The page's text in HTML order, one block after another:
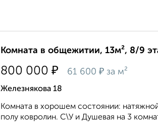
Комната в общежитии, 13м², 8/9
800 000 ₽ 61 600 ₽ за м²
Железнякова 18
Комната в хорошем состоянии:
полу ковролин. С\У и Душевая на 3